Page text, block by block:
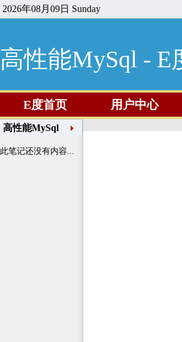
2026年08月09日 Sunday
高性能MySql - E
E度首页 用户中心
高性能MySql
此笔记还没有内容...